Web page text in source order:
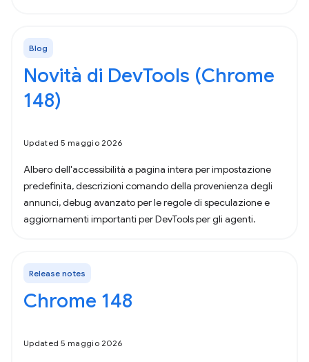
Blog
Novità di DevTools (Chrome
148)
Updated 5 maggio 2026
Albero dell'accessibilità a pagina intera per impostazione
predefinita, descrizioni comando della provenienza degli
annunci, debug avanzato per le regole di speculazione e
aggiornamenti importanti per DevTools per gli agenti.
Release notes
Chrome 148
Updated 5 maggio 2026